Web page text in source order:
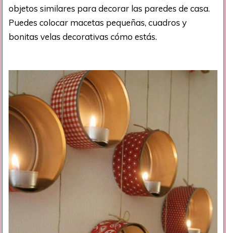
objetos similares para decorar las paredes de casa.
Puedes colocar macetas pequeñas, cuadros y
bonitas velas decorativas cómo estás.